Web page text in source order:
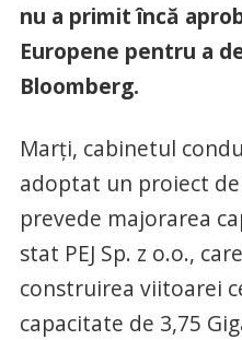
nu a primit încă
Europene pentru a
Bloomberg.
Marţi, cabinetul
adoptat un proiect
prevede majorarea
stat PEJ Sp. z o.o.,
construirea viitoarei
capacitate de 3,75